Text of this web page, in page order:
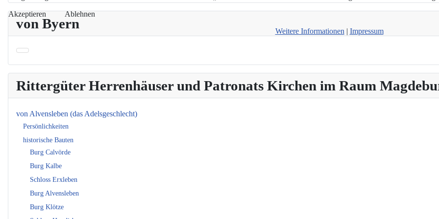
von Byern
Rittergüter Herrenhäuser und Patronats Kirchen im Raum
von Alvensleben (das Adelsgeschlecht)
Persönlichkeiten
historische Bauten
Burg Calvörde
Burg Kalbe
Schloss Erxleben
Burg Alvensleben
Burg Klötze
Akzeptieren Ablehnen
Weitere Informationen | Impressum